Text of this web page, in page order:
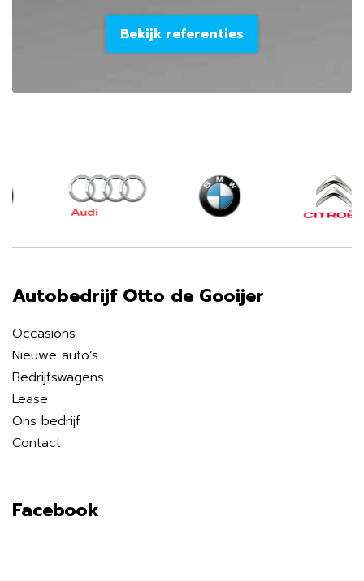
Bekijk referenties
Autobedrijf Otto de Gooijer
Occasions
Nieuwe auto’s
Bedrijfswagens
Lease
Ons bedrijf
Contact
Facebook